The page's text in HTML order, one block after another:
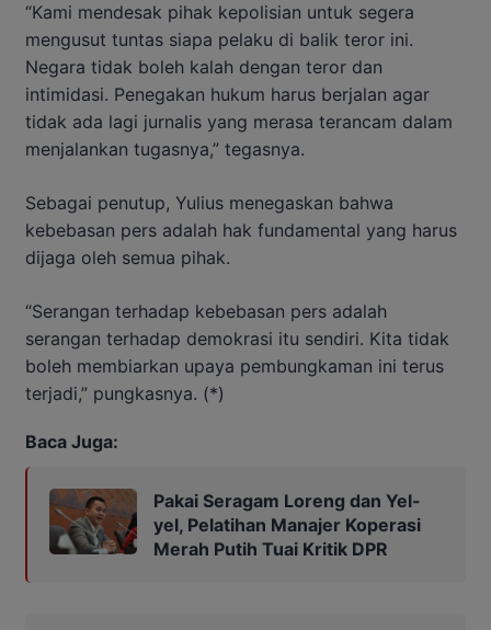
“Kami mendesak pihak kepolisian untuk segera
mengusut tuntas siapa pelaku di balik teror ini.
Negara tidak boleh kalah dengan teror dan
intimidasi. Penegakan hukum harus berjalan agar
tidak ada lagi jurnalis yang merasa terancam dalam
menjalankan tugasnya,” tegasnya.
Sebagai penutup, Yulius menegaskan bahwa
kebebasan pers adalah hak fundamental yang harus
dijaga oleh semua pihak.
“Serangan terhadap kebebasan pers adalah
serangan terhadap demokrasi itu sendiri. Kita tidak
boleh membiarkan upaya pembungkaman ini terus
terjadi,” pungkasnya. (*)
Baca Juga:
Pakai Seragam Loreng dan Yel-
yel, Pelatihan Manajer Koperasi
Merah Putih Tuai Kritik DPR